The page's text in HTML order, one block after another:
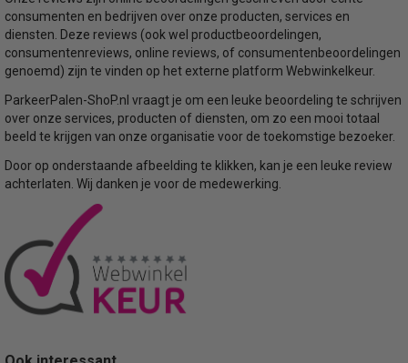
consumenten en bedrijven over onze producten, services en
diensten. Deze reviews (ook wel productbeoordelingen,
consumentenreviews, online reviews, of consumentenbeoordelingen
genoemd) zijn te vinden op het externe platform Webwinkelkeur.
ParkeerPalen-ShoP.nl vraagt je om een leuke beoordeling te schrijven
over onze services, producten of diensten, om zo een mooi totaal
beeld te krijgen van onze organisatie voor de toekomstige bezoeker.
Door op onderstaande afbeelding te klikken, kan je een leuke review
achterlaten. Wij danken je voor de medewerking.